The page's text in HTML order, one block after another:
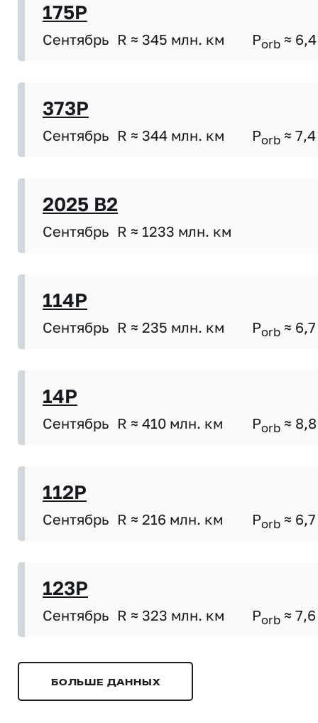
175P
Сентябрь R ≈ 345 млн. км Porb ≈ 6,4
373P
Сентябрь R ≈ 344 млн. км Porb ≈ 7,4
2025 B2
Сентябрь R ≈ 1233 млн. км
114P
Сентябрь R ≈ 235 млн. км Porb ≈ 6,7
14P
Сентябрь R ≈ 410 млн. км Porb ≈ 8,8
112P
Сентябрь R ≈ 216 млн. км Porb ≈ 6,7
123P
Сентябрь R ≈ 323 млн. км Porb ≈ 7,6
БОЛЬШЕ ДАННЫХ